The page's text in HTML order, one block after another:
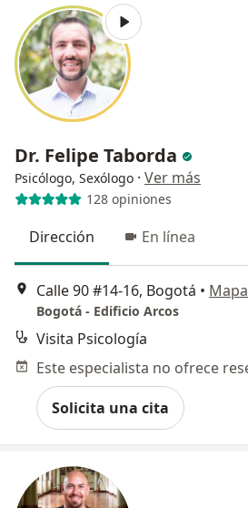
Dr. Felipe Taborda
Psicólogo, Sexólogo · Ver más
128 opiniones
Dirección En línea
Calle 90 #14-16, Bogotá • Mapa
Bogotá - Edificio Arcos
Visita Psicología
Solicita una cita